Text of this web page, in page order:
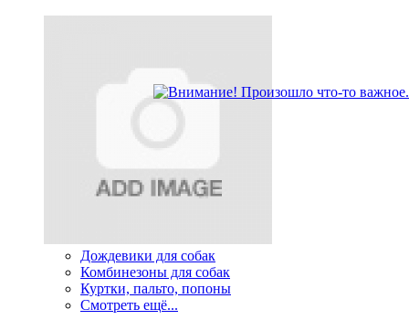
Дождевики для собак
Комбинезоны для собак
Куртки, пальто, попоны
Смотреть ещё...